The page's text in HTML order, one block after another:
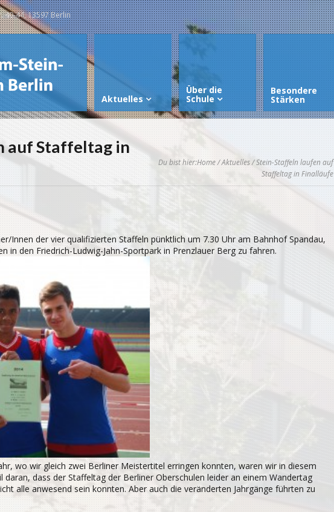
40-44, 13597 Berlin
Aktuelles
Über die
Schule
Besondere
Stärken
auf Staffeltag in
Du bist hier:Home/Aktuelles/ Stein-Staffeln laufen auf
Staffeltag in Finalläufe
Innen der vier qualifizierten Staffeln pünktlich um 7.30 Uhr am Bahnhof Spandau,
in den Friedrich-Ludwig-Jahn-Sportpark in Prenzlauer Berg zu fahren.
wo wir gleich zwei Berliner Meistertitel erringen konnten, waren wir in diesem
daran, dass der Staffeltag der Berliner Oberschulen leider an einem Wandertag
alle anwesend sein konnten. Aber auch die veränderten Jahrgänge führten zu